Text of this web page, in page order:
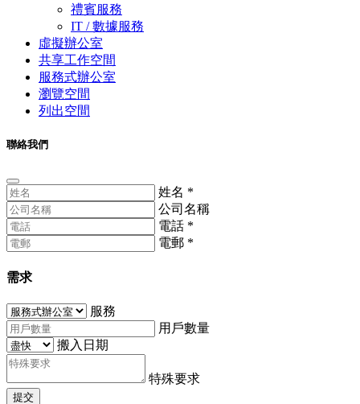
禮賓服務
IT / 數據服務
虛擬辦公室
共享工作空間
服務式辦公室
瀏覽空間
列出空間
聯絡我們
姓名 *
公司名稱
電話 *
電郵 *
需求
服務
用戶數量
搬入日期
特殊要求
提交